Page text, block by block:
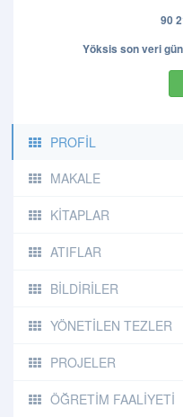
90
Yöksis son veri
PROFİL
MAKALE
KİTAPLAR
ATIFLAR
BİLDİRİLER
YÖNETİLEN TEZLER
PROJELER
ÖĞRETİM FAALİYETİ